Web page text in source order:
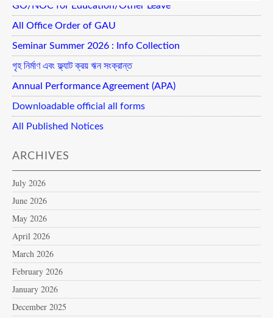
GO/NOC for Education/Other Leave
All Office Order of GAU
Seminar Summer 2026 : Info Collection
গৃহ নির্মাণ এবং ফ্ল্যাট ক্রয় ঋন সংক্রান্ত
Annual Performance Agreement (APA)
Downloadable official all forms
All Published Notices
ARCHIVES
July 2026
June 2026
May 2026
April 2026
March 2026
February 2026
January 2026
December 2025